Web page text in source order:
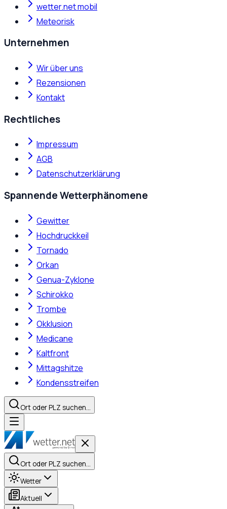
wetter.net mobil
Meteorisk
Unternehmen
Wir über uns
Rezensionen
Kontakt
Rechtliches
Impressum
AGB
Datenschutzerklärung
Spannende Wetterphänomene
Gewitter
Hochdruckkeil
Tornado
Orkan
Genua-Zyklone
Schirokko
Trombe
Okklusion
Medicane
Kaltfront
Mittagshitze
Kondensstreifen
Ort oder PLZ suchen…
Ort oder PLZ suchen…
Wetter
Aktuell